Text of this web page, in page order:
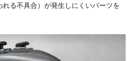
れる不具合）が発生しにくいパーツを